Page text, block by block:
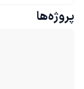
پروژه‌ها